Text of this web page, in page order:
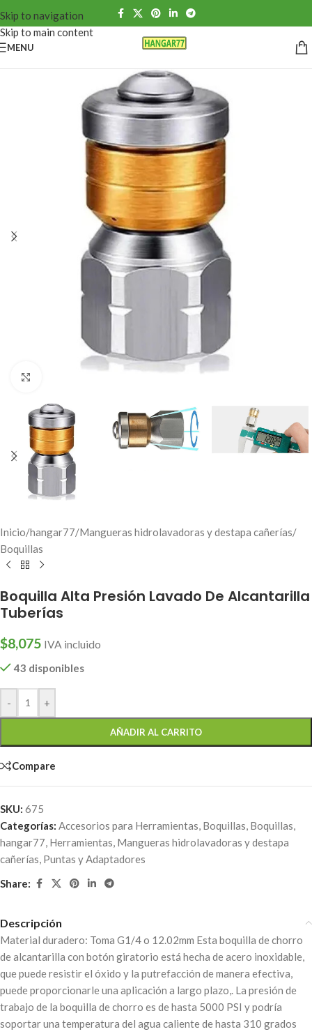
Skip to navigation
Skip to main content
MENU
Inicio/hangar77/Mangueras hidrolavadoras y destapa cañerías/
Boquillas
Boquilla Alta Presión Lavado De Alcantarilla
Tuberías
$8,075 IVA incluido
43 disponibles
- +
AÑADIR AL CARRITO
Compare
SKU: 675
Categorías: Accesorios para Herramientas, Boquillas, Boquillas,
hangar77, Herramientas, Mangueras hidrolavadoras y destapa
cañerías, Puntas y Adaptadores
Share:
Descripción
Material duradero: Toma G1/4 o 12.02mm Esta boquilla de chorro
de alcantarilla con botón giratorio está hecha de acero inoxidable,
que puede resistir el óxido y la putrefacción de manera efectiva,
puede proporcionarle una aplicación a largo plazo,. La presión de
trabajo de la boquilla de chorro es de hasta 5000 PSI y podría
soportar una temperatura del agua caliente de hasta 310 grados